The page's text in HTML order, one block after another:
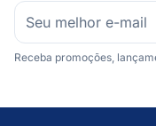
Receba promoções,